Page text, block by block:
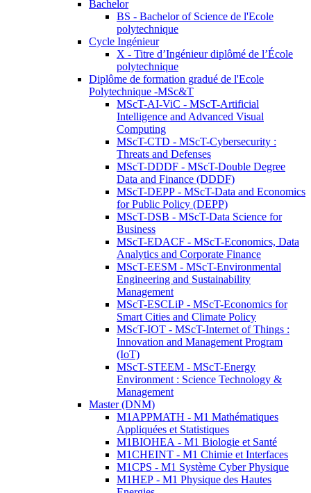
Bachelor
BS - Bachelor of Science de l'Ecole
polytechnique
Cycle Ingénieur
X - Titre d’Ingénieur diplômé de l’École
polytechnique
Diplôme de formation gradué de l'Ecole
Polytechnique -MSc&T
MScT-AI-ViC - MScT-Artificial
Intelligence and Advanced Visual
Computing
MScT-CTD - MScT-Cybersecurity :
Threats and Defenses
MScT-DDDF - MScT-Double Degree
Data and Finance (DDDF)
MScT-DEPP - MScT-Data and Economics
for Public Policy (DEPP)
MScT-DSB - MScT-Data Science for
Business
MScT-EDACF - MScT-Economics, Data
Analytics and Corporate Finance
MScT-EESM - MScT-Environmental
Engineering and Sustainability
Management
MScT-ESCLiP - MScT-Economics for
Smart Cities and Climate Policy
MScT-IOT - MScT-Internet of Things :
Innovation and Management Program
(IoT)
MScT-STEEM - MScT-Energy
Environment : Science Technology &
Management
Master (DNM)
M1APPMATH - M1 Mathématiques
Appliquées et Statistiques
M1BIOHEA - M1 Biologie et Santé
M1CHEINT - M1 Chimie et Interfaces
M1CPS - M1 Système Cyber Physique
M1HEP - M1 Physique des Hautes